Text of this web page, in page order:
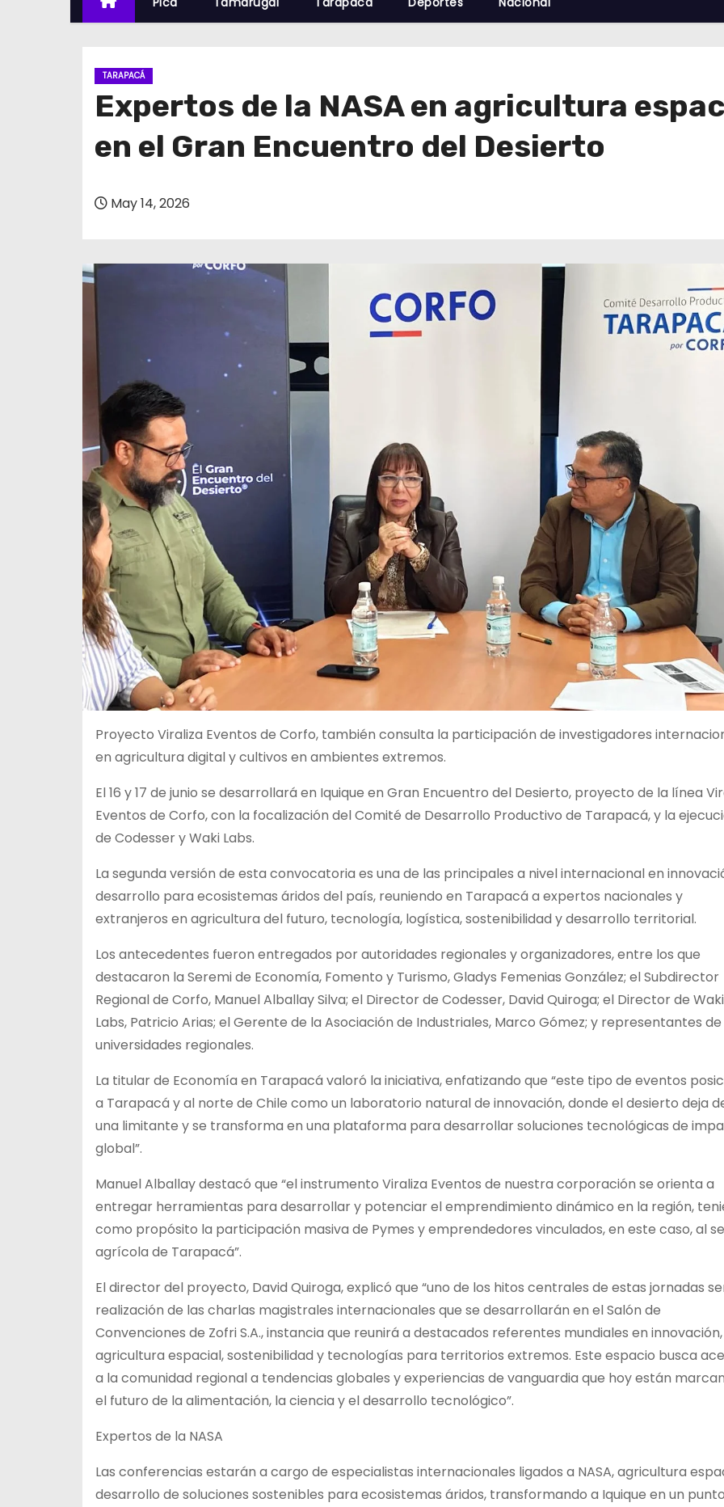
TARAPACÁ
Expertos de la NASA en agricultura
en el Gran Encuentro del Desierto
May 14, 2026
Proyecto Viraliza Eventos de Corfo, también consulta la participación de investigadores
en agricultura digital y cultivos en ambientes extremos.
El 16 y 17 de junio se desarrollará en Iquique en Gran Encuentro del Desierto, proyecto de la línea
Eventos de Corfo, con la focalización del Comité de Desarrollo Productivo de Tarapacá, y la
de Codesser y Waki Labs.
La segunda versión de esta convocatoria es una de las principales a nivel internacional en
desarrollo para ecosistemas áridos del país, reuniendo en Tarapacá a expertos nacionales y
extranjeros en agricultura del futuro, tecnología, logística, sostenibilidad y desarrollo territorial.
Los antecedentes fueron entregados por autoridades regionales y organizadores, entre los que
destacaron la Seremi de Economía, Fomento y Turismo, Gladys Femenias González; el Subdirector
Regional de Corfo, Manuel Alballay Silva; el Director de Codesser, David Quiroga; el Director de Waki
Labs, Patricio Arias; el Gerente de la Asociación de Industriales, Marco Gómez; y representantes de
universidades regionales.
La titular de Economía en Tarapacá valoró la iniciativa, enfatizando que “este tipo de eventos
a Tarapacá y al norte de Chile como un laboratorio natural de innovación, donde el desierto deja
una limitante y se transforma en una plataforma para desarrollar soluciones tecnológicas de
global”.
Manuel Alballay destacó que “el instrumento Viraliza Eventos de nuestra corporación se orienta a
entregar herramientas para desarrollar y potenciar el emprendimiento dinámico en la región,
como propósito la participación masiva de Pymes y emprendedores vinculados, en este caso, al
agrícola de Tarapacá”.
El director del proyecto, David Quiroga, explicó que “uno de los hitos centrales de estas jornadas
realización de las charlas magistrales internacionales que se desarrollarán en el Salón de
Convenciones de Zofri S.A., instancia que reunirá a destacados referentes mundiales en innovación,
agricultura espacial, sostenibilidad y tecnologías para territorios extremos. Este espacio busca
a la comunidad regional a tendencias globales y experiencias de vanguardia que hoy están
el futuro de la alimentación, la ciencia y el desarrollo tecnológico”.
Expertos de la NASA
Las conferencias estarán a cargo de especialistas internacionales ligados a NASA, agricultura
desarrollo de soluciones sostenibles para ecosistemas áridos, transformando a Iquique en un